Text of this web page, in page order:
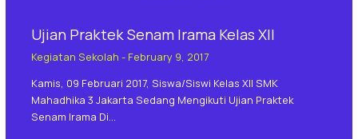
Ujian Praktek Senam Irama Kelas XII
Kegiatan Sekolah - February 9, 2017
Kamis, 09 Februari 2017, Siswa/siswi Kelas XII SMK
Mahadhika 3 Jakarta Sedang Mengikuti Ujian Praktek
Senam Irama Di…